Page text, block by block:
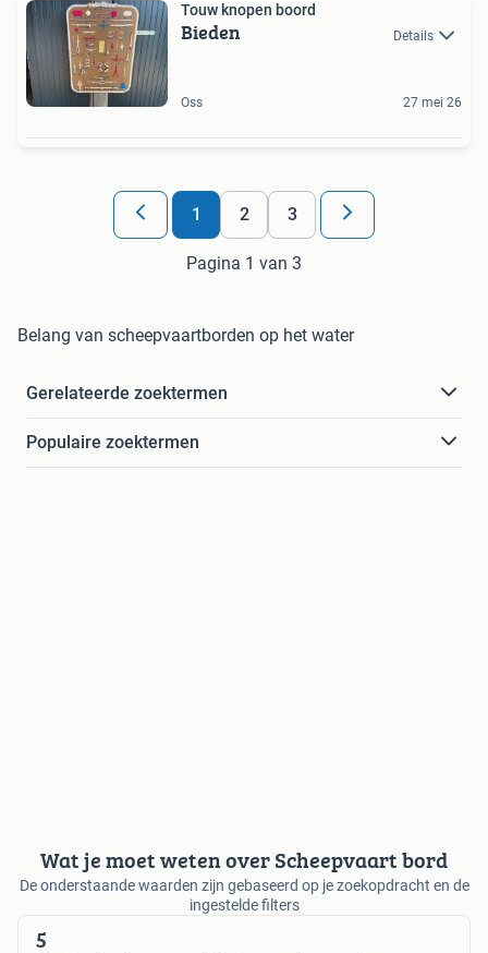
Touw knopen boord
Bieden Details
Oss 27 mei 26
1 2 3
Pagina 1 van 3
Belang van scheepvaartborden op het water
Gerelateerde zoektermen
Populaire zoektermen
Wat je moet weten over Scheepvaart bord
De onderstaande waarden zijn gebaseerd op je zoekopdracht en de
ingestelde filters
5